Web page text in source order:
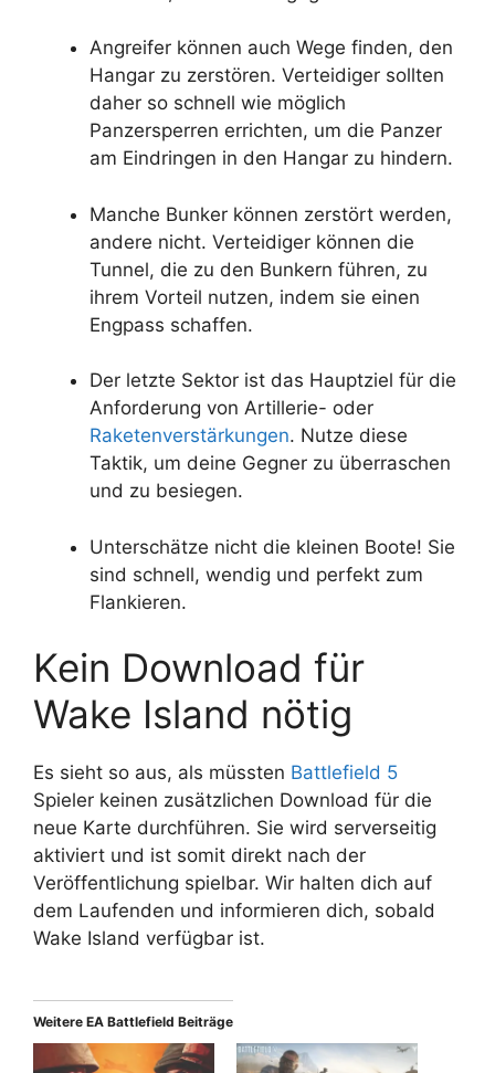
Angreifer können auch Wege finden, den
Hangar zu zerstören. Verteidiger sollten
daher so schnell wie möglich
Panzersperren errichten, um die Panzer
am Eindringen in den Hangar zu hindern.
Manche Bunker können zerstört werden,
andere nicht. Verteidiger können die
Tunnel, die zu den Bunkern führen, zu
ihrem Vorteil nutzen, indem sie einen
Engpass schaffen.
Der letzte Sektor ist das Hauptziel für die
Anforderung von Artillerie- oder
Raketenverstärkungen. Nutze diese
Taktik, um deine Gegner zu überraschen
und zu besiegen.
Unterschätze nicht die kleinen Boote! Sie
sind schnell, wendig und perfekt zum
Flankieren.
Kein Download für
Wake Island nötig
Es sieht so aus, als müssten Battlefield 5
Spieler keinen zusätzlichen Download für die
neue Karte durchführen. Sie wird serverseitig
aktiviert und ist somit direkt nach der
Veröffentlichung spielbar. Wir halten dich auf
dem Laufenden und informieren dich, sobald
Wake Island verfügbar ist.
Weitere EA Battlefield Beiträge